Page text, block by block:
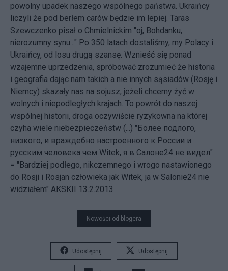
powolny upadek naszego wspólnego państwa. Ukraińcy
liczyli że pod berłem carów będzie im lepiej. Taras
Szewczenko pisał o Chmielnickim "oj, Bohdanku,
nierozumny synu..." Po 350 latach dostaliśmy, my Polacy i
Ukraińcy, od losu drugą szansę. Wznieść się ponad
wzajemne uprzedzenia, spróbować zrozumieć że historia
i geografia dając nam takich a nie innych sąsiadów (Rosję i
Niemcy) skazały nas na sojusz, jeżeli chcemy żyć w
wolnych i niepodległych krajach. To powrót do naszej
wspólnej historii, droga oczywiście ryzykowna na której
czyha wiele niebezpieczeństw (...) "Более подлого,
низкого, и враждебно настроенного к России и
русским человека чем Witek, я в Салоне24 не видел"
= "Bardziej podłego, nikczemnego i wrogo nastawionego
do Rosji i Rosjan człowieka jak Witek, ja w Salonie24 nie
widziałem" AKSKII 13.2.2013
Nowości od blogera
Udostępnij Udostępnij